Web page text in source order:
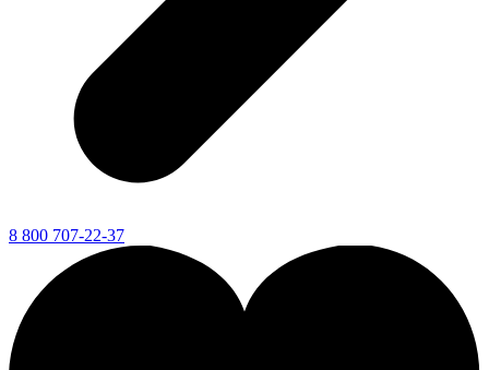
8 800 707-22-37